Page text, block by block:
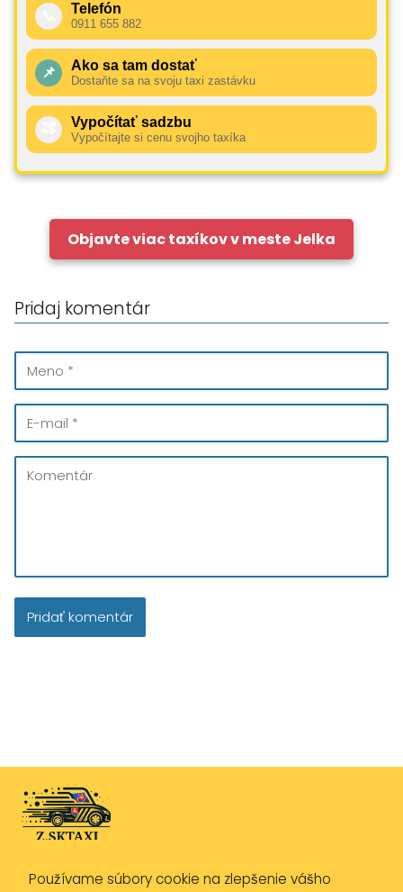
Telefón
0911 655 882
📌 Ako sa tam dostať
Dostaňte sa na svoju taxi zastávku
Vypočítať sadzbu
Vypočítajte si cenu svojho taxíka
Objavte viac taxíkov v meste Jelka
Pridaj komentár
Používame súbory cookie na zlepšenie vášho